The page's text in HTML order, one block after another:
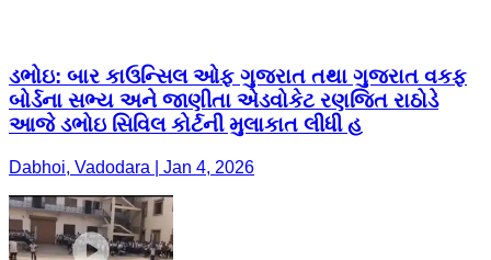
ડભોઇ: બાર કાઉન્સિલ ઓફ ગુજરાત તથા ગુજરાત વકફ
બોર્ડના સભ્ય અને જાણીતા એડવોકેટ રણજિત રાઠોડે
આજે ડભોઇ સિવિલ કોર્ટની મુલાકાત લીધી હ
Dabhoi, Vadodara | Jan 4, 2026